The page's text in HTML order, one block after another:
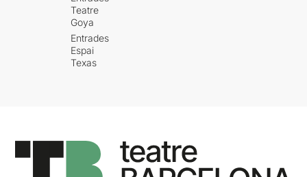
Teatre
Goya
Entrades
Espai
Texas